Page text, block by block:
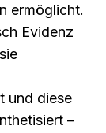
ermöglicht.
Evidenz
und diese
–